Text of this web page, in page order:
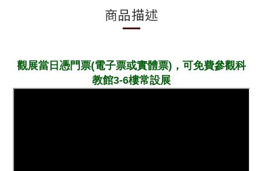
商品描述
觀展當日憑門票(電子票或實體票)，可免費參觀科
教館3-6樓常設展